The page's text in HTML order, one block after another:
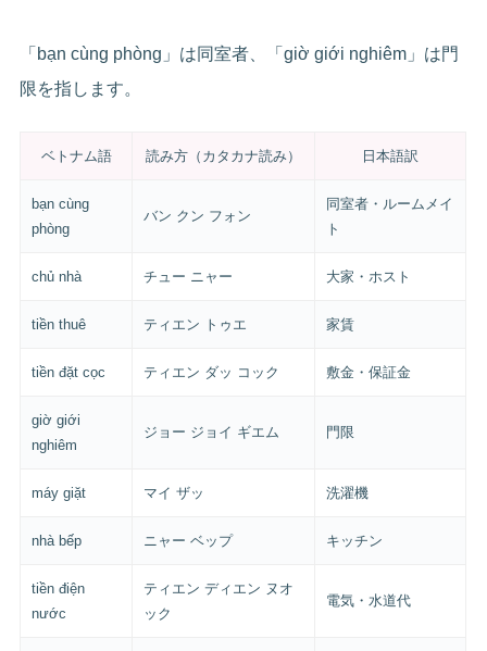
「bạn cùng phòng」は同室者、「giờ giới nghiêm」は門
限を指します。
ベトナム語 読み方（カタカナ読み） 日本語訳
bạn cùng
phòng
バン クン フォン
同室者・ルームメイ
ト
chủ nhà チュー ニャー 大家・ホスト
tiền thuê ティエン トゥエ 家賃
tiền đặt cọc ティエン ダッ コック 敷金・保証金
giờ giới
nghiêm
ジョー ジョイ ギエム 門限
máy giặt マイ ザッ 洗濯機
nhà bếp ニャー ベップ キッチン
tiền điện
nước
ティエン ディエン ヌオ
ック
電気・水道代